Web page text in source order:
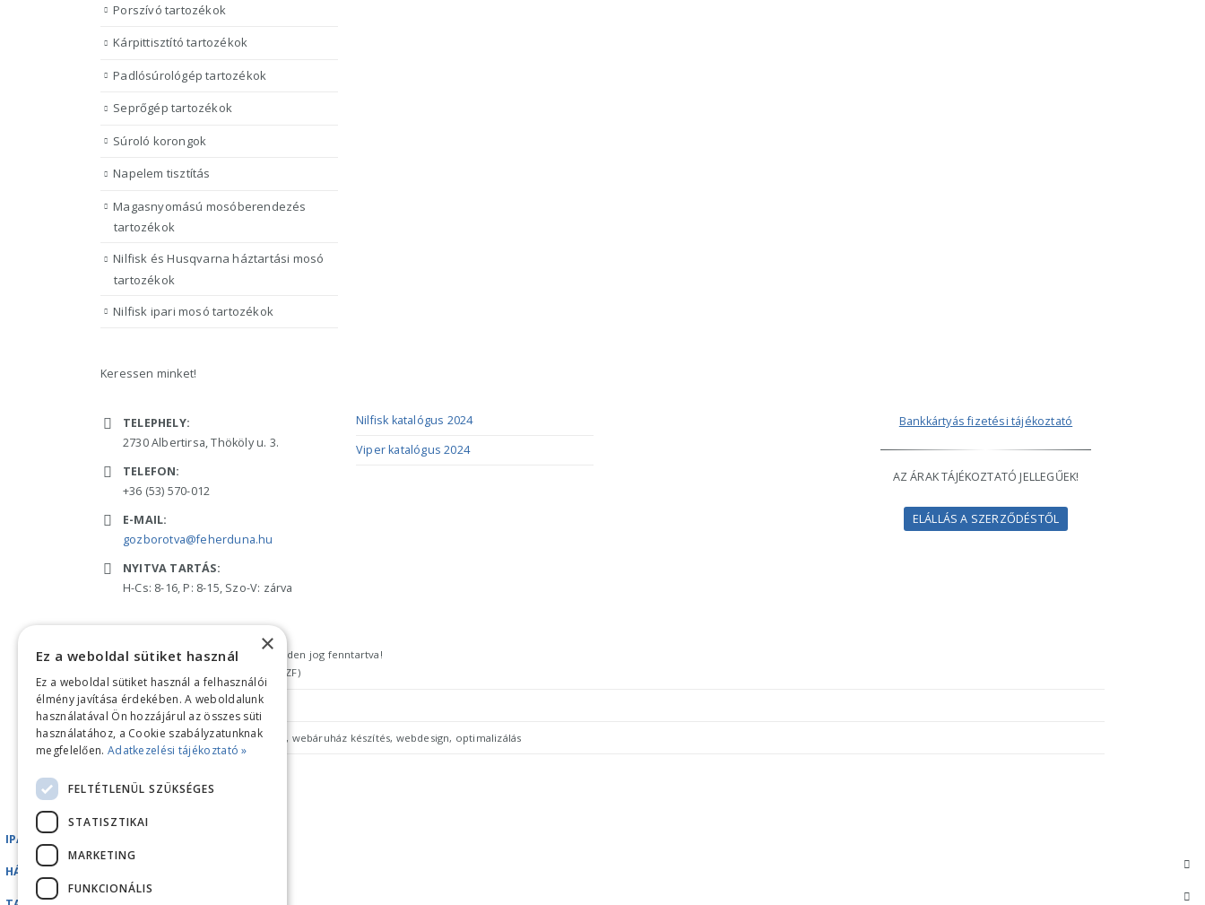
Porszívó tartozékok
Kárpittisztító tartozékok
Padlósúrológép tartozékok
Seprőgép tartozékok
Súroló korongok
Napelem tisztítás
Magasnyomású mosóberendezés
tartozékok
Nilfisk és Husqvarna háztartási mosó
tartozékok
Nilfisk ipari mosó tartozékok
Keressen minket!
TELEPHELY:
2730 Albertirsa, Thököly u. 3.
TELEFON:
+36 (53) 570-012
E-MAIL:
gozborotva@feherduna.hu
NYITVA TARTÁS:
H-Cs: 8-16, P: 8-15, Szo-V: zárva
Nilfisk katalógus 2024
Viper katalógus 2024
Bankkártyás fizetési tájékoztató
AZ ÁRAK TÁJÉKOZTATÓ JELLEGŰEK!
ELÁLLÁS A SZERZŐDÉSTŐL
Copyright © 2018 feherduna.hu - Minden jog fenntartva!
Általános szerződési feltételek (ÁSZF)
Adatkezelési tájékoztató
IPARI GÉPEK
HÁZTARTÁSI GÉPEK
×
Ez a weboldal sütiket használ
Ez a weboldal sütiket használ a felhasználói
élmény javítása érdekében. A weboldalunk
használatával Ön hozzájárul az összes süti
használatához, a Cookie szabályzatunknak
megfelelően. Adatkezelési tájékoztató »
FELTÉTLENÜL SZÜKSÉGES
STATISZTIKAI
MARKETING
FUNKCIONÁLIS